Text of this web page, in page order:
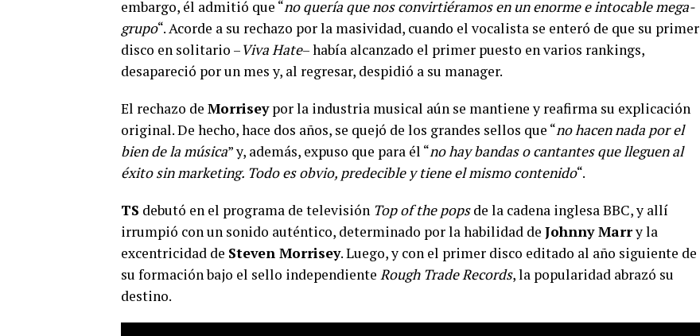
embargo, él admitió que “no quería que nos convirtiéramos en un enorme e intocable mega-
grupo“. Acorde a su rechazo por la masividad, cuando el vocalista se enteró de que su primer
disco en solitario –Viva Hate– había alcanzado el primer puesto en varios rankings,
desapareció por un mes y, al regresar, despidió a su manager.
El rechazo de Morriseypor la industria musical aún se mantiene y reafirma su explicación
original. De hecho, hace dos años, se quejó de los grandes sellos que “no hacen nada por el
bien de la música” y, además, expuso que para él “no hay bandas o cantantes que lleguen al
éxito sin marketing. Todo es obvio, predecible y tiene el mismo contenido“.
TS debutó en el programa de televisión Top of the popsde la cadena inglesa BBC, y allí
irrumpió con un sonido auténtico, determinado por la habilidad de Johnny Marry la
excentricidad de Steven Morrisey. Luego, y con el primer disco editado al año siguiente de
su formación bajo el sello independiente Rough Trade Records, la popularidad abrazó su
destino.